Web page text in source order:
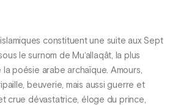
constituent une suite aux Sept
le surnom de Mu‘allaqât, la plus
poésie arabe archaïque. Amours,
beuverie, mais aussi guerre et
crue dévastatrice, éloge du prince,